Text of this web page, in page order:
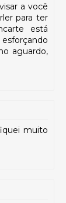
a você
para ter
está
aguardo,
muito